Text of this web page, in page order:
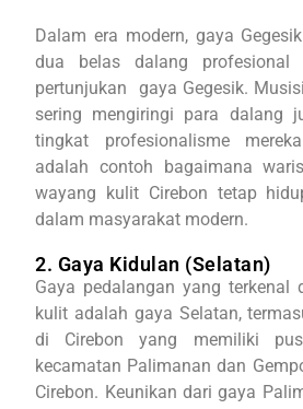
Dalam era modern, gaya
dua belas dalang
pertunjukan gaya Gegesik.
sering mengiringi para dalang
tingkat profesionalisme
adalah contoh bagaimana
wayang kulit Cirebon tetap
dalam masyarakat modern.
2. Gaya Kidulan (Selatan)
Gaya pedalangan yang terkenal
kulit adalah gaya Selatan,
di Cirebon yang memiliki
kecamatan Palimanan dan
Cirebon. Keunikan dari gaya